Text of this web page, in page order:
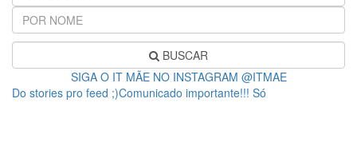
BUSCAR
SIGA O IT MÃE NO INSTAGRAM @ITMAE
Do stories pro feed ;)Comunicado importante!!! Só